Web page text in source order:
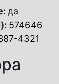
да
574646
4321